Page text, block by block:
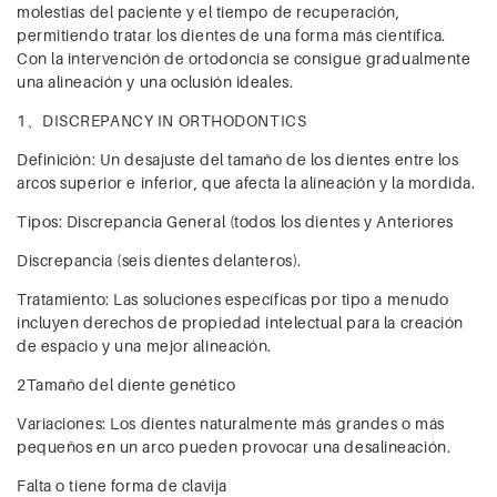
molestias del paciente y el tiempo de recuperación,
permitiendo tratar los dientes de una forma más científica.
Con la intervención de ortodoncia se consigue gradualmente
una alineación y una oclusión ideales.
1、DISCREPANCY IN ORTHODONTICS
Definición: Un desajuste del tamaño de los dientes entre los
arcos superior e inferior, que afecta la alineación y la mordida.
Tipos: Discrepancia General (todos los dientes y Anteriores
Discrepancia (seis dientes delanteros).
Tratamiento: Las soluciones específicas por tipo a menudo
incluyen derechos de propiedad intelectual para la creación
de espacio y una mejor alineación.
2Tamaño del diente genético
Variaciones: Los dientes naturalmente más grandes o más
pequeños en un arco pueden provocar una desalineación.
Falta o tiene forma de clavija